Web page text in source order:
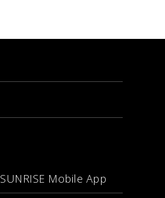
SUNRISE Mobile App